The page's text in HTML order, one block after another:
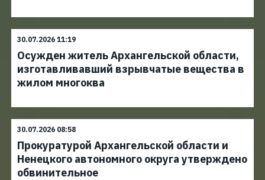
30.07.2026 11:19
Осужден житель Архангельской области,
изготавливавший взрывчатые вещества в
жилом многоква
30.07.2026 08:58
Прокуратурой Архангельской области и
Ненецкого автономного округа утверждено
обвинительное